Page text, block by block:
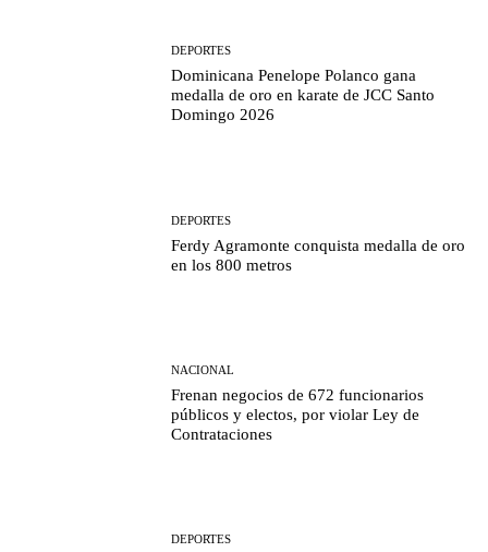
DEPORTES
Dominicana Penelope Polanco gana
medalla de oro en karate de JCC Santo
Domingo 2026
DEPORTES
Ferdy Agramonte conquista medalla de oro
en los 800 metros
NACIONAL
Frenan negocios de 672 funcionarios
públicos y electos, por violar Ley de
Contrataciones
DEPORTES